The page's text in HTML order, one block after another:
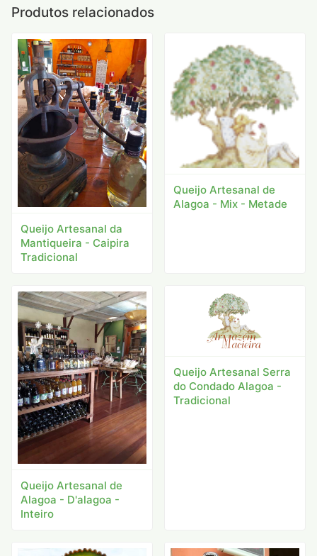
Produtos relacionados
Queijo Artesanal da
Mantiqueira - Caipira
Tradicional
Queijo Artesanal de
Alagoa - Mix - Metade
Queijo Artesanal de
Alagoa - D'alagoa -
Inteiro
Queijo Artesanal Serra
do Condado Alagoa -
Tradicional